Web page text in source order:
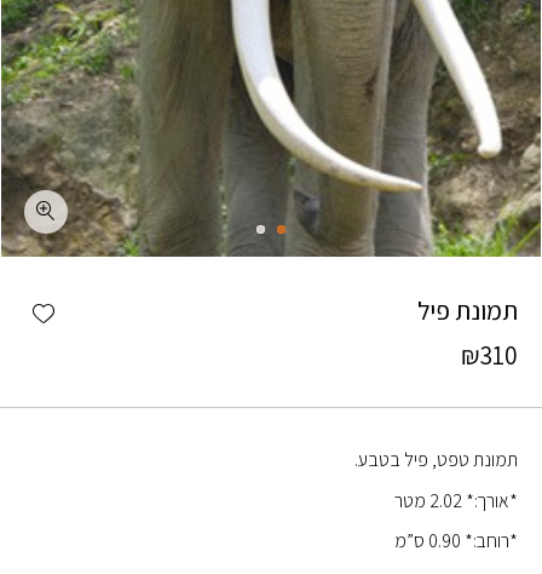
תמונת פיל
₪310
תמונת טפט, פיל בטבע.
*אורך:* 2.02 מטר
*רוחב:* 0.90 ס”מ